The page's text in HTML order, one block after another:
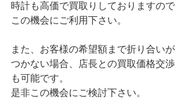
時計も高価で買取りしておりますので
この機会にご利用下さい。
また、お客様の希望額まで折り合いが
つかない場合、店長との買取価格交渉
も可能です。
是非この機会にご検討下さい。